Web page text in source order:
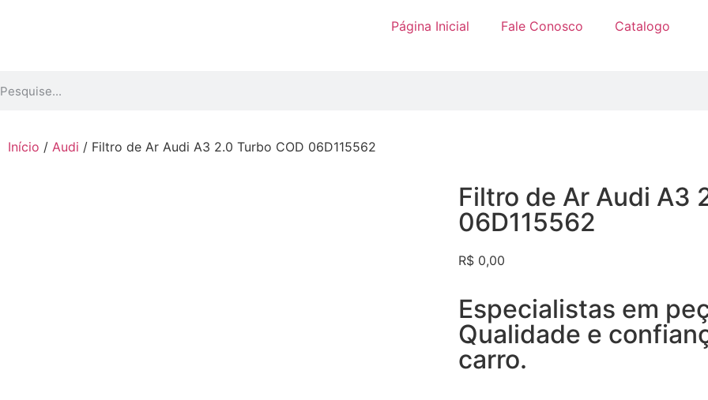
Página Inicial Fale Conosco Catalogo
Início / Audi / Filtro de Ar Audi A3 2.0 Turbo COD 06D115562
Filtro de Ar Audi A3
06D115562
R$ 0,00
Especialistas em
Qualidade e
carro.